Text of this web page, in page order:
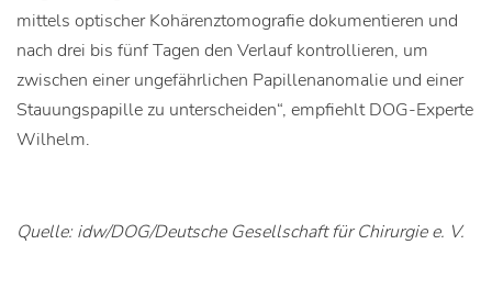
mittels optischer Kohärenztomografie dokumentieren und
nach drei bis fünf Tagen den Verlauf kontrollieren, um
zwischen einer ungefährlichen Papillenanomalie und einer
Stauungspapille zu unterscheiden“, empfiehlt DOG-Experte
Wilhelm.
Quelle: idw/DOG/Deutsche Gesellschaft für Chirurgie e. V.